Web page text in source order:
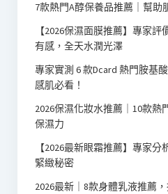
7款熱門A醇保養品推薦｜幫助
【2026保濕面膜推薦】專家
有感，全天水潤光澤
專家實測 6 款Dcard 熱門胺基
感肌必看！
2026保濕化妝水推薦｜10款熱
保濕力
【2026最新眼霜推薦】專家
緊緻秘密
2026最新｜8款身體乳液推薦